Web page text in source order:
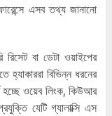
এসব তথ্য জানানো
রিসেট বা ডেটা ওয়াইপের
হ্যাকাররা বিভিন্ন ধরনের
ওয়েব লিংক, কিউআর
যেটি গ্যালাক্সি এস